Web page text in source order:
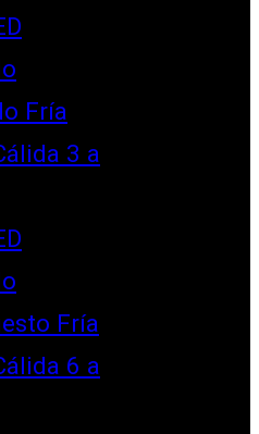
Fría
3 a
Fría
6 a